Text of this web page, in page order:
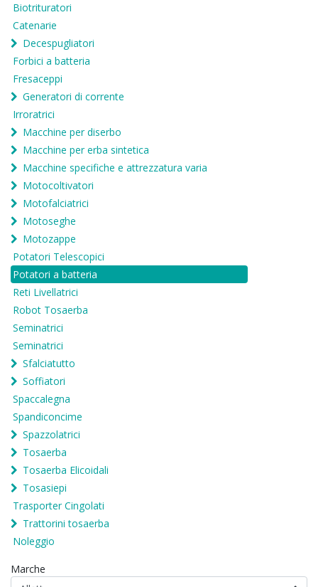
Biotrituratori
Catenarie
Decespugliatori
Forbici a batteria
Fresaceppi
Generatori di corrente
Irroratrici
Macchine per diserbo
Macchine per erba sintetica
Macchine specifiche e attrezzatura varia
Motocoltivatori
Motofalciatrici
Motoseghe
Motozappe
Potatori Telescopici
Potatori a batteria
Reti Livellatrici
Robot Tosaerba
Seminatrici
Seminatrici
Sfalciatutto
Soffiatori
Spaccalegna
Spandiconcime
Spazzolatrici
Tosaerba
Tosaerba Elicoidali
Tosasiepi
Trasporter Cingolati
Trattorini tosaerba
Noleggio
Marche